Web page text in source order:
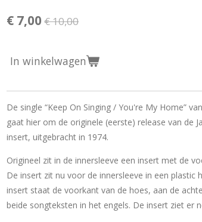
€ 7,00 € 10,00
In winkelwagen
De single “Keep On Singing / You're My Home”
gaat hier om de originele (eerste) release van de
insert, uitgebracht in 1974.
Origineel zit in de innersleeve een insert met de
De insert zit nu voor de innersleeve in een plastic
insert staat de voorkant van de hoes, aan de
beide songteksten in het engels. De insert ziet er